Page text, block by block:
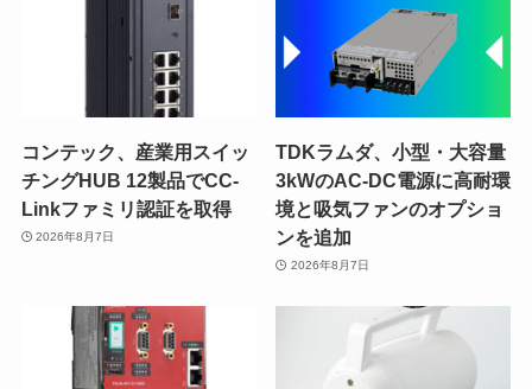
コンテック、産業用スイッ
チングHUB 12製品でCC-
Linkファミリ認証を取得
2026年8月7日
TDKラムダ、小型・大容量
3kWのAC-DC電源に高耐環
境と吸気ファンのオプショ
ンを追加
2026年8月7日